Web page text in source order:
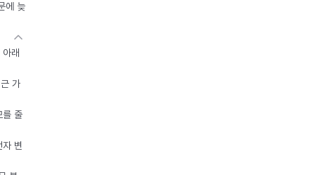
에 늦
래
가
를 줄
변